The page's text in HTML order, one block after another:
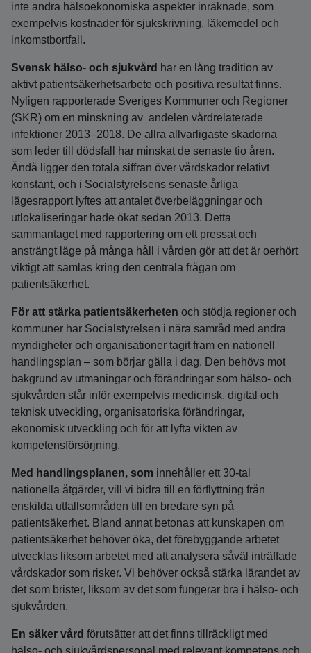
inte andra hälsoekonomiska aspekter inräknade, som
exempelvis kostnader för sjukskrivning, läkemedel och
inkomstbortfall.
Svensk hälso- och sjukvård har en lång tradition av
aktivt patientsäkerhetsarbete och positiva resultat finns.
Nyligen rapporterade Sveriges Kommuner och Regioner
(SKR) om en minskning av andelen vårdrelaterade
infektioner 2013–2018. De allra allvarligaste skadorna
som leder till dödsfall har minskat de senaste tio åren.
Ändå ligger den totala siffran över vårdskador relativt
konstant, och i Socialstyrelsens senaste årliga
lägesrapport lyftes att antalet överbeläggningar och
utlokaliseringar hade ökat sedan 2013. Detta
sammantaget med rapportering om ett pressat och
ansträngt läge på många håll i vården gör att det är oerhört
viktigt att samlas kring den centrala frågan om
patientsäkerhet.
För att stärka patientsäkerheten och stödja regioner och
kommuner har Socialstyrelsen i nära samråd med andra
myndigheter och organisationer tagit fram en nationell
handlingsplan – som börjar gälla i dag. Den behövs mot
bakgrund av utmaningar och förändringar som hälso- och
sjukvården står inför exempelvis medicinsk, digital och
teknisk utveckling, organisatoriska förändringar,
ekonomisk utveckling och för att lyfta vikten av
kompetensförsörjning.
Med handlingsplanen, som innehåller ett 30-tal
nationella åtgärder, vill vi bidra till en förflyttning från
enskilda utfallsområden till en bredare syn på
patientsäkerhet. Bland annat betonas att kunskapen om
patientsäkerhet behöver öka, det förebyggande arbetet
utvecklas liksom arbetet med att analysera såväl inträffade
vårdskador som risker. Vi behöver också stärka lärandet av
det som brister, liksom av det som fungerar bra i hälso- och
sjukvården.
En säker vård förutsätter att det finns tillräckligt med
hälso- och sjukvårdspersonal med relevant kompetens och